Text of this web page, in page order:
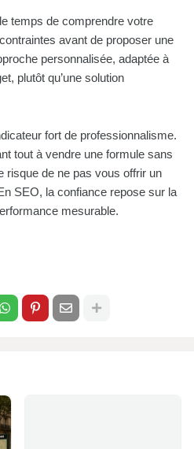
temps de comprendre votre
avant de proposer une
personnalisée, adaptée à
plutôt qu’une solution
fort de professionnalisme.
tout à vendre une formule sans
risque de ne pas vous offrir un
SEO, la confiance repose sur la
mesurable.